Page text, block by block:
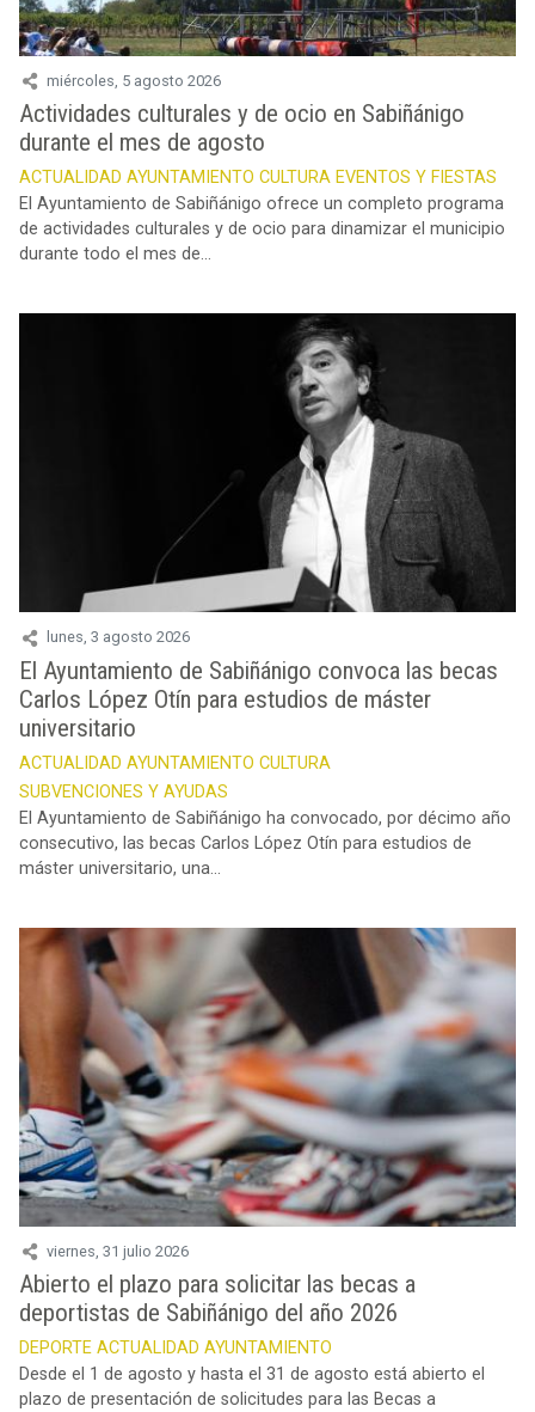
miércoles, 5 agosto 2026
Actividades culturales y de ocio en Sabiñánigo
durante el mes de agosto
ACTUALIDAD AYUNTAMIENTO CULTURA EVENTOS Y FIESTAS
El Ayuntamiento de Sabiñánigo ofrece un completo programa
de actividades culturales y de ocio para dinamizar el municipio
durante todo el mes de...
lunes, 3 agosto 2026
El Ayuntamiento de Sabiñánigo convoca las becas
Carlos López Otín para estudios de máster
universitario
ACTUALIDAD AYUNTAMIENTO CULTURA
SUBVENCIONES Y AYUDAS
El Ayuntamiento de Sabiñánigo ha convocado, por décimo año
consecutivo, las becas Carlos López Otín para estudios de
máster universitario, una...
viernes, 31 julio 2026
Abierto el plazo para solicitar las becas a
deportistas de Sabiñánigo del año 2026
DEPORTE ACTUALIDAD AYUNTAMIENTO
Desde el 1 de agosto y hasta el 31 de agosto está abierto el
plazo de presentación de solicitudes para las Becas a